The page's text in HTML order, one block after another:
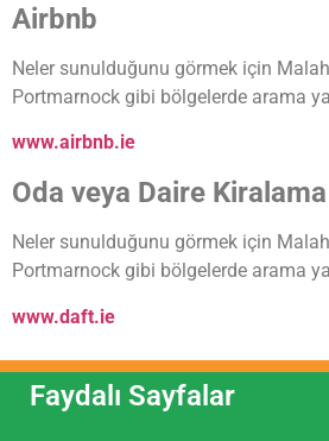
Airbnb
Neler sunulduğunu görmek için
Portmarnock gibi bölgelerde arama
www.airbnb.ie
Oda veya Daire Kiralama
Neler sunulduğunu görmek için
Portmarnock gibi bölgelerde arama
www.daft.ie
Faydalı Sayfalar